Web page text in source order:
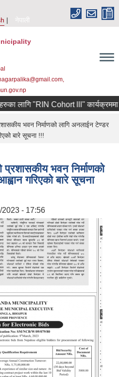
नेपाली
लागि "RIN Cohort lll" कार्यक्रममा
भवन निर्माणको लागि अनलाईन टेण्डर
बारे सूचना !!!
प्रशासकीय भवन निर्माणको
गरिएको बारे सूचना
- 17:56